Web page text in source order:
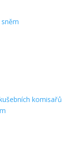
komisařů